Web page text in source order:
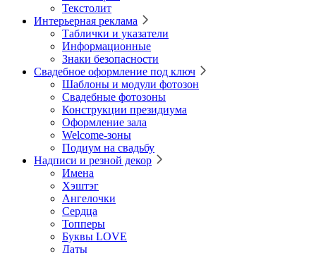
Текстолит
Интерьерная реклама
Таблички и указатели
Информационные
Знаки безопасности
Свадебное оформление под ключ
Шаблоны и модули фотозон
Свадебные фотозоны
Конструкции президиума
Оформление зала
Welcome-зоны
Подиум на свадьбу
Надписи и резной декор
Имена
Хэштэг
Ангелочки
Сердца
Топперы
Буквы LOVE
Даты